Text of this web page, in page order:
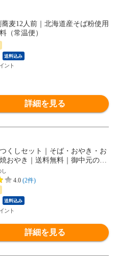
麦12人前｜北海道産そば粉使用
（常温便）
送料込み
詳細を見る
くしセット｜そば・おやき・お
おやき｜送料無料｜御中元のし
し
4.0 (2件)
送料込み
詳細を見る